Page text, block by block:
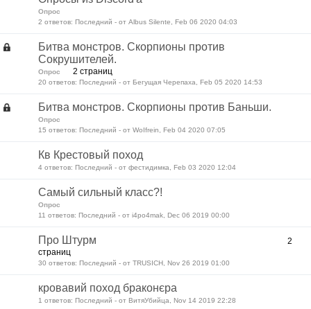
Опрос
2 ответов: Последний - от Albus Silente, Feb 06 2020 04:03
Битва монстров. Скорпионы против
Сокрушителей.
Опрос 2 страниц
20 ответов: Последний - от Бегущая Черепаха, Feb 05 2020 14:53
Битва монстров. Скорпионы против Баньши.
Опрос
15 ответов: Последний - от WoIfrein, Feb 04 2020 07:05
Кв Крестовый поход
4 ответов: Последний - от фестидимка, Feb 03 2020 12:04
Самый сильный класс?!
Опрос
11 ответов: Последний - от i4po4mak, Dec 06 2019 00:00
Про Штурм
2
страниц
30 ответов: Последний - от TRUSICH, Nov 26 2019 01:00
кровавий поход браконєра
1 ответов: Последний - от ВитяУбийца, Nov 14 2019 22:28